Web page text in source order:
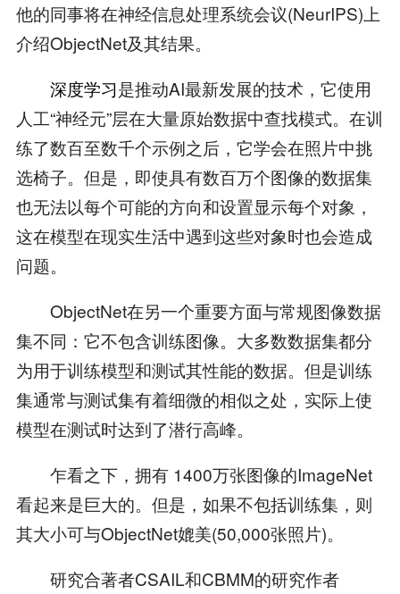
他的同事将在神经信息处理系统会议(NeurIPS)上
介绍ObjectNet及其结果。
深度学习是推动AI最新发展的技术，它使用
人工“神经元”层在大量原始数据中查找模式。在训
练了数百至数千个示例之后，它学会在照片中挑
选椅子。但是，即使具有数百万个图像的数据集
也无法以每个可能的方向和设置显示每个对象，
这在模型在现实生活中遇到这些对象时也会造成
问题。
ObjectNet在另一个重要方面与常规图像数据
集不同：它不包含训练图像。大多数数据集都分
为用于训练模型和测试其性能的数据。但是训练
集通常与测试集有着细微的相似之处，实际上使
模型在测试时达到了潜行高峰。
乍看之下，拥有 1400万张图像的ImageNet
看起来是巨大的。但是，如果不包括训练集，则
其大小可与ObjectNet媲美(50,000张照片)。
研究合著者CSAIL和CBMM的研究作者